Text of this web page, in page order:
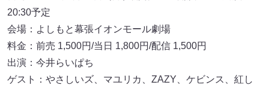
20:30予定
会場：よしもと幕張イオンモール劇場
料金：前売 1,500円/当日 1,800円/配信 1,500円
出演：今井らいぱち
ゲスト：やさしいズ、マユリカ、ZAZY、ケビンス、紅し